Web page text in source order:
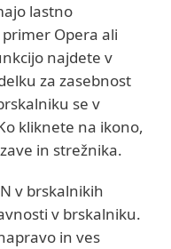
lastno
Opera ali
najdete v
za zasebnost
se v
kliknete na ikono,
in strežnika.
v brskalnikih
v brskalniku.
in ves